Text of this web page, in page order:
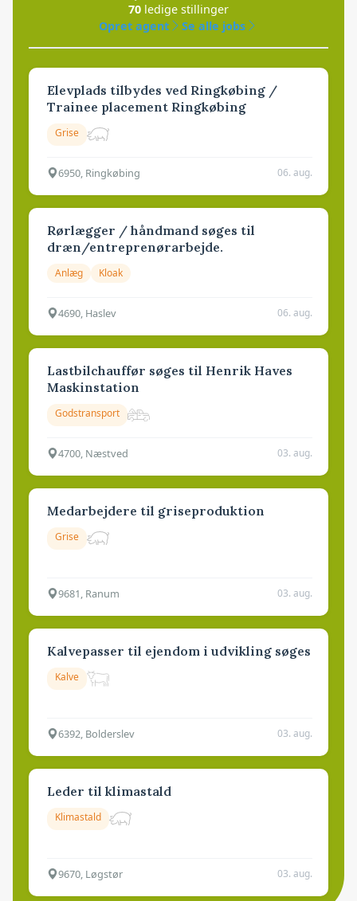
70 ledige stillinger
Opret agent
Se alle jobs
Elevplads tilbydes ved Ringkøbing /
Trainee placement Ringkøbing
Grise
6950, Ringkøbing 06. aug.
Rørlægger / håndmand søges til
dræn/entreprenørarbejde.
Anlæg Kloak
4690, Haslev 06. aug.
Lastbilchauffør søges til Henrik Haves
Maskinstation
Godstransport
4700, Næstved 03. aug.
Medarbejdere til griseproduktion
Grise
9681, Ranum 03. aug.
Kalvepasser til ejendom i udvikling søges
Kalve
6392, Bolderslev 03. aug.
Leder til klimastald
Klimastald
9670, Løgstør 03. aug.